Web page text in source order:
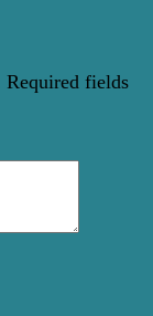
Required fields